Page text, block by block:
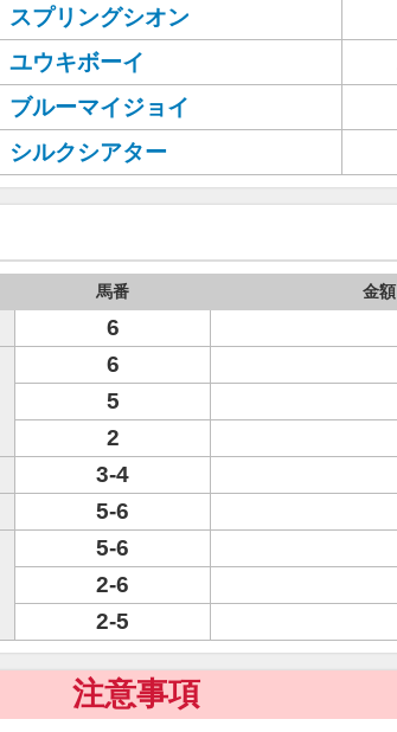
スプリングシオン
ユウキボーイ
ブルーマイジョイ
シルクシアター
馬番 金額
6
6
5
2
3-4
5-6
5-6
2-6
2-5
注意事項